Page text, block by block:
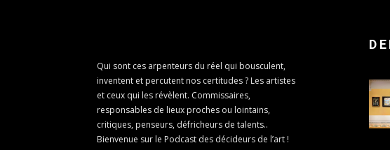
Qui sont ces arpenteurs du réel qui bousculent,
inventent et percutent nos certitudes ? Les artistes
et ceux qui les révèlent. Commissaires,
responsables de lieux proches ou lointains,
critiques, penseurs, défricheurs de talents..
Bienvenue sur le Podcast des décideurs de l’art !